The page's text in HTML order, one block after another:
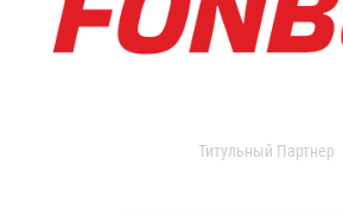
Титульный Партнер